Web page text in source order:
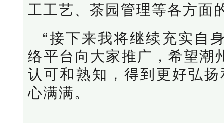
工工艺、茶园管理等各方面
“接下来我将继续充实自
络平台向大家推广，希望潮
认可和熟知，得到更好弘
心满满。